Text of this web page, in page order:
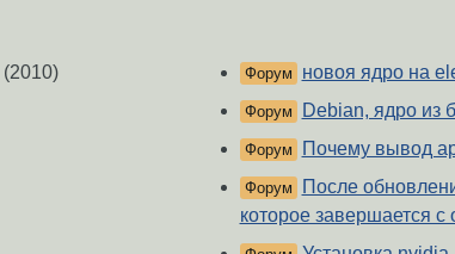
(2010) Форум новоя ядро на
Форум Debian, ядро из
Форум Почему вывод
Форум
После
которое завершается с